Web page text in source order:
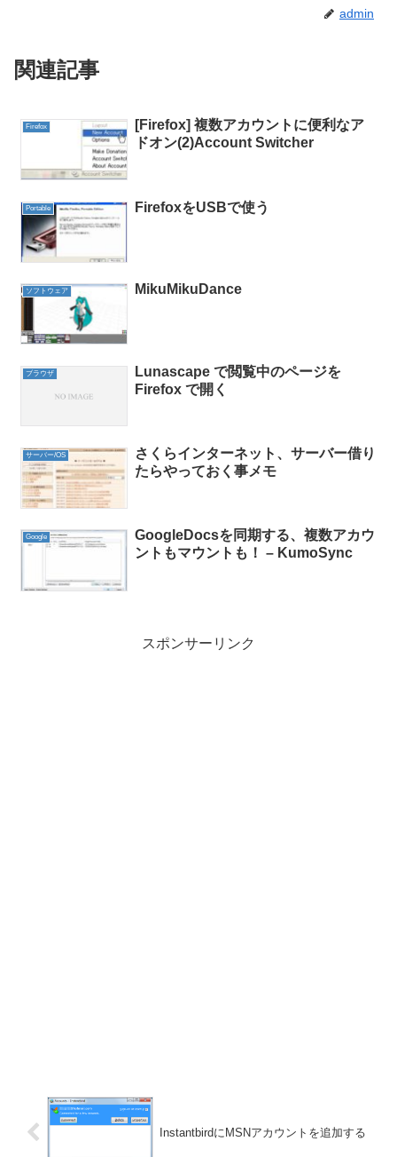
admin
関連記事
Firefox
[Firefox] 複数アカウントに便利なア
ドオン(2)Account Switcher
Portable FirefoxをUSBで使う
ソフトウェア MikuMikuDance
ブラウザ
Lunascape で閲覧中のページを
Firefox で開く
サーバー/OS
さくらインターネット、サーバー借り
たらやっておく事メモ
Google
GoogleDocsを同期する、複数アカウ
ントもマウントも！ – KumoSync
スポンサーリンク
InstantbirdにMSNアカウントを追加する